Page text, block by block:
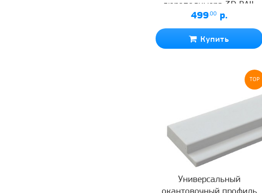
дюрополимера 3D RAIL
черная
499.00р.
Купить
TOP
Универсальный